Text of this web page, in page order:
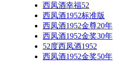
西凤酒幸福52
西凤酒1952标准版
西凤酒1952金尊20年
西凤酒1952金奖30年
52度西凤酒1952
西凤酒1952金奖50年